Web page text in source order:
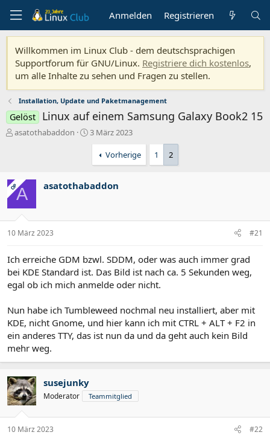
Anmelden Registrieren
Willkommen im Linux Club - dem deutschsprachigen
Supportforum für GNU/Linux. Registriere dich kostenlos,
um alle Inhalte zu sehen und Fragen zu stellen.
Installation, Update und Paketmanagement
Gelöst Linux auf einem Samsung Galaxy Book2 15
E
l
e
r
asatothabaddon
E
l
a
3 März 2023
Vorherige 1 2
OPA asatothabaddon
10 März 2023 #21
Ich erreiche GDM bzwl. SDDM, oder was auch immer grad
bei KDE Standard ist. Das Bild ist nach ca. 5 Sekunden weg,
egal ob ich mich anmelde oder nicht.
Nun habe ich Tumbleweed nochmal neu installiert, aber mit
KDE, nicht Gnome, und hier kann ich mit CTRL + ALT + F2 in
ein anderes TTY, das ist nun da und da geht auch kein Bild
mehr weg.
susejunky
Moderator Teammitglied
10 März 2023 #22